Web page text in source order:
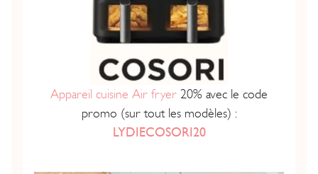
Appareil cuisine Air fryer 20% avec le code
promo (sur tout les modèles) :
LYDIECOSORI20